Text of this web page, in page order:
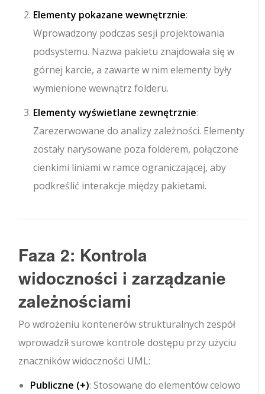
Elementy pokazane wewnętrznie:
Wprowadzony podczas sesji projektowania
podsystemu. Nazwa pakietu znajdowała się w
górnej karcie, a zawarte w nim elementy były
wymienione wewnątrz folderu.
Elementy wyświetlane zewnętrznie:
Zarezerwowane do analizy zależności. Elementy
zostały narysowane poza folderem, połączone
cienkimi liniami w ramce ograniczającej, aby
podkreślić interakcje między pakietami.
Faza 2: Kontrola
widoczności i zarządzanie
zależnościami
Po wdrożeniu kontenerów strukturalnych zespół
wprowadził surowe kontrole dostępu przy użyciu
znaczników widoczności UML:
Publiczne (+): Stosowane do elementów celowo